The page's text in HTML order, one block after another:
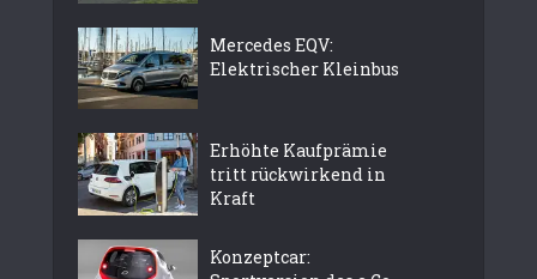
Mercedes EQV:
Elektrischer Kleinbus
Erhöhte Kaufprämie
tritt rückwirkend in
Kraft
Konzeptcar: